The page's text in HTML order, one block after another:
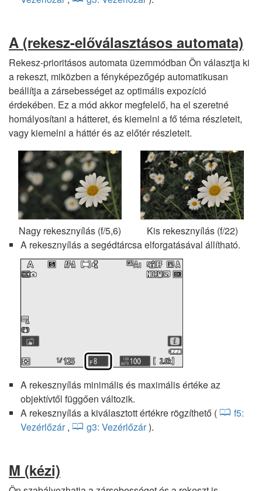
A (rekesz-előválasztásos automata)
Rekesz-prioritásos automata üzemmódban Ön választja ki
a rekeszt, miközben a fényképezőgép automatikusan
beállítja a zársebességet az optimális expozíció
érdekében. Ez a mód akkor megfelelő, ha el szeretné
homályosítani a hátteret, és kiemelni a fő téma részleteit,
vagy kiemelni a háttér és az előtér részleteit.
Nagy rekesznyílás (f/5,6)
Kis rekesznyílás (f/22)
A rekesznyílás a segédtárcsa elforgatásával állítható.
A rekesznyílás minimális és maximális értéke az
objektívtől függően változik.
A rekesznyílás a kiválasztott értékre rögzíthető (
f5:
Vezérlőzár, g3: Vezérlőzár).
M (kézi)